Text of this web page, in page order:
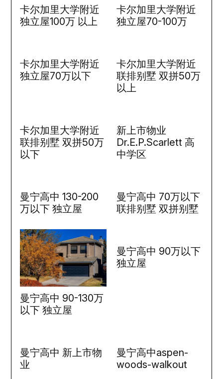
卡尔加里大学附近
独立屋100万 以上
卡尔加里大学附近
独立屋70-100万
卡尔加里大学附近
独立屋70万以下
卡尔加里大学附近
联排别墅 双拼50万
以上
卡尔加里大学附近
联排别墅 双拼50万
以下
新上市物业
Dr.E.P.Scarlett 高
中学区
曼宁高中 130-200
万以下 独立屋
曼宁高中 70万以下
联排别墅 双拼别墅
曼宁高中 90-130万
以下 独立屋
曼宁高中 90万以下
独立屋
曼宁高中 新上市物
业
曼宁高中aspen-
woods-walkout